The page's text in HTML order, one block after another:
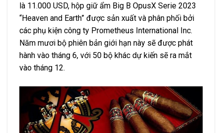
là 11.000 USD, hộp giữ ẩm Big B OpusX Serie 2023
“Heaven and Earth” được sản xuất và phân phối bởi
các phụ kiện công ty Prometheus International Inc.
Năm mươi bộ phiên bản giới hạn này sẽ được phát
hành vào tháng 6, với 50 bộ khác dự kiến ​​sẽ ra mắt
vào tháng 12.